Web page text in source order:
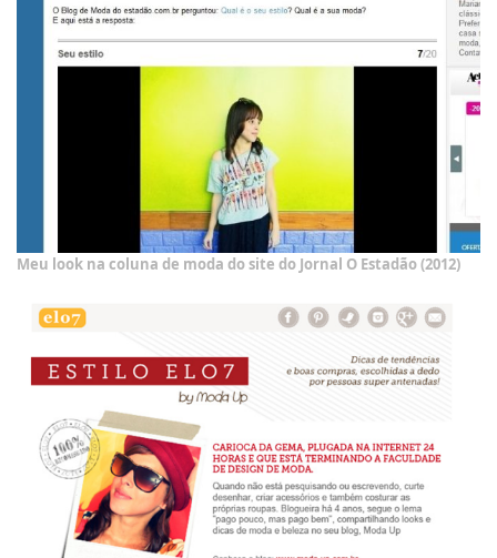
Meu look na coluna de moda do site do Jornal O Estadão (2012)